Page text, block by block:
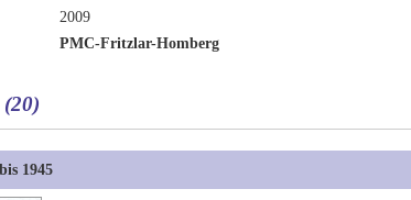
2009
PMC-Fritzlar-Homberg
(20)
1945